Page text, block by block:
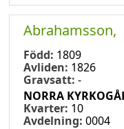
Abrahamsson,
Född: 1809
Avliden: 1826
Gravsatt: -
NORRA
Kvarter: 10
Avdelning: 0004